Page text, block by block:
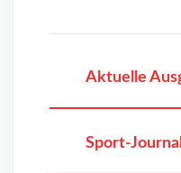
Aktuelle
Sport-